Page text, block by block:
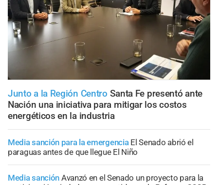
Junto a la Región Centro Santa Fe presentó ante
Nación una iniciativa para mitigar los costos
energéticos en la industria
Media sanción para la emergencia El Senado abrió el
paraguas antes de que llegue El Niño
Media sanción Avanzó en el Senado un proyecto para la